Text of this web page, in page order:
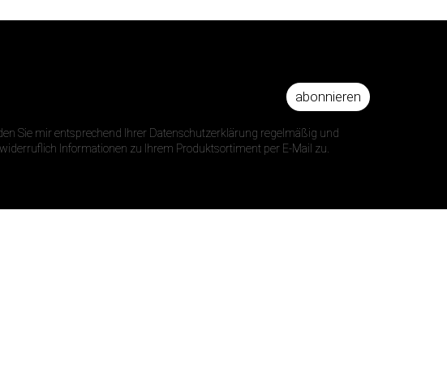
abonnieren
Sie mir entsprechend Ihrer Datenschutzerklärung regelmäßig und
Informationen zu Ihrem Produktsortiment per E-Mail zu.